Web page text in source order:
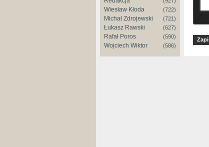
Wiesław Kłoda (722)
Michał Zdrojewski (721)
Łukasz Rawski (627)
Rafał Poros (590)
Wojciech Wiktor (586)